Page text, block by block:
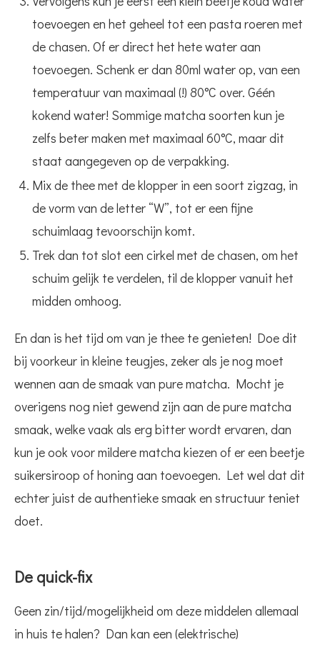
toevoegen en het geheel tot een pasta roeren met
de chasen. Of er direct het hete water aan
toevoegen. Schenk er dan 80ml water op, van een
temperatuur van maximaal (!) 80°C over. Géén
kokend water! Sommige matcha soorten kun je
zelfs beter maken met maximaal 60°C, maar dit
staat aangegeven op de verpakking.
Mix de thee met de klopper in een soort zigzag, in
de vorm van de letter “W”, tot er een fijne
schuimlaag tevoorschijn komt.
Trek dan tot slot een cirkel met de chasen, om het
schuim gelijk te verdelen, til de klopper vanuit het
midden omhoog.
En dan is het tijd om van je thee te genieten! Doe dit
bij voorkeur in kleine teugjes, zeker als je nog moet
wennen aan de smaak van pure matcha. Mocht je
overigens nog niet gewend zijn aan de pure matcha
smaak, welke vaak als erg bitter wordt ervaren, dan
kun je ook voor mildere matcha kiezen of er een beetje
suikersiroop of honing aan toevoegen. Let wel dat dit
echter juist de authentieke smaak en structuur teniet
doet.
De quick-fix
Geen zin/tijd/mogelijkheid om deze middelen allemaal
in huis te halen? Dan kan een (elektrische)